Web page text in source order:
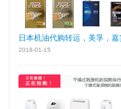
日本机油代购转运，美孚，
2018-01-15